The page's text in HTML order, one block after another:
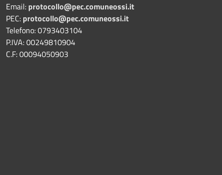
Email: protocollo@pec.comuneossi.it
PEC: protocollo@pec.comuneossi.it
Telefono: 0793403104
P.IVA: 00249810904
C.F: 00094050903